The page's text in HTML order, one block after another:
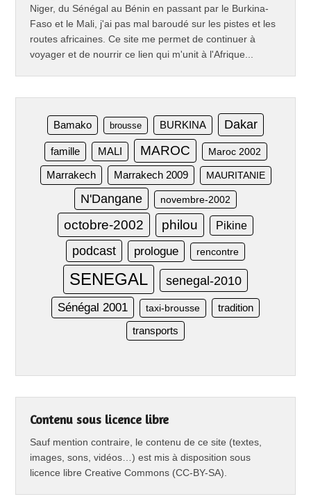
Niger, du Sénégal au Bénin en passant par le Burkina-
Faso et le Mali, j'ai pas mal baroudé sur les pistes et les
routes africaines. Ce site me permet de continuer à
voyager et de nourrir ce lien qui m'unit à l'Afrique...
Bamako brousse BURKINA Dakar
famille MALI MAROC Maroc 2002
Marrakech Marrakech 2009 MAURITANIE
N'Dangane novembre-2002
octobre-2002 philou Pikine
podcast prologue rencontre
SENEGAL senegal-2010
Sénégal 2001 taxi-brousse tradition
transports
Contenu sous licence libre
Sauf mention contraire, le contenu de ce site (textes,
images, sons, vidéos…) est mis à disposition sous
licence libre Creative Commons (CC-BY-SA).